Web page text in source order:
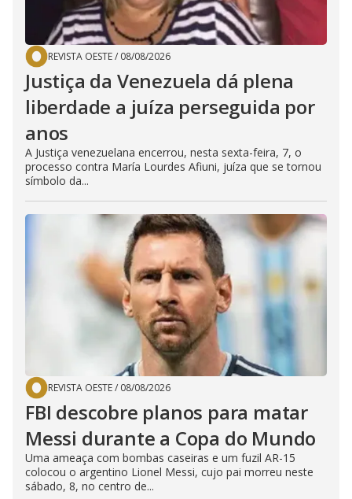
REVISTA OESTE/ 08/08/2026
Justiça da Venezuela dá plena
liberdade a juíza perseguida por
anos
A Justiça venezuelana encerrou, nesta sexta-feira, 7, o
processo contra María Lourdes Afiuni, juíza que se tornou
símbolo da...
REVISTA OESTE/ 08/08/2026
FBI descobre planos para matar
Messi durante a Copa do Mundo
Uma ameaça com bombas caseiras e um fuzil AR-15
colocou o argentino Lionel Messi, cujo pai morreu neste
sábado, 8, no centro de...